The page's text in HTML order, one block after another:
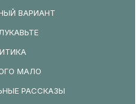
ВАРИАНТ
МАЛО
РАССКАЗЫ